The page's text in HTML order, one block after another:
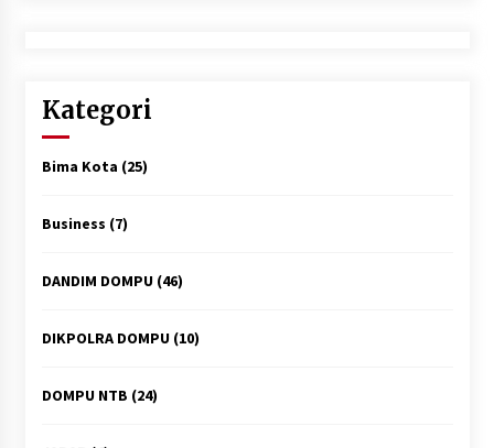
Kategori
Bima Kota (25)
Business (7)
DANDIM DOMPU(46)
DIKPOLRA DOMPU(10)
DOMPU NTB (24)